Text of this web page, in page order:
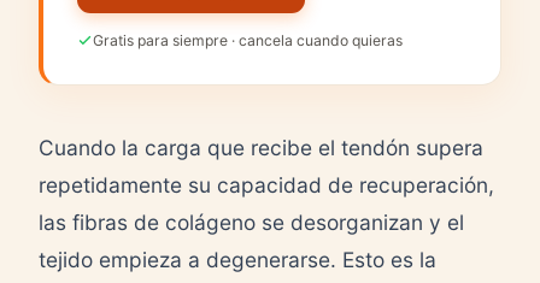
Gratis para siempre · cancela cuando quieras
Cuando la carga que recibe el tendón supera
repetidamente su capacidad de recuperación,
las fibras de colágeno se desorganizan y el
tejido empieza a degenerarse. Esto es la